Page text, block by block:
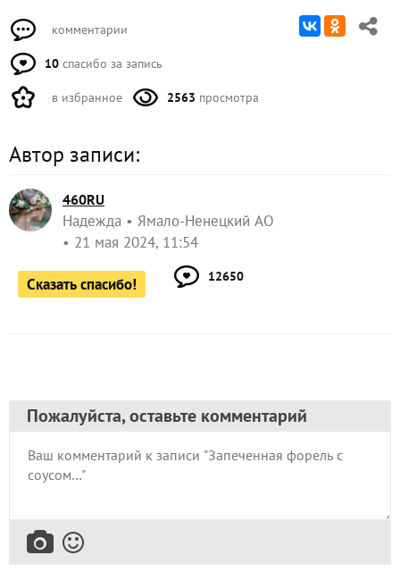
комментарии
10 спасибо за запись
в избранное 2563 просмотра
Автор записи:
460RU
Надежда
Ямало-Ненецкий АО
21 мая 2024, 11:54
Сказать спасибо! 12650
Пожалуйста, оставьте комментарий